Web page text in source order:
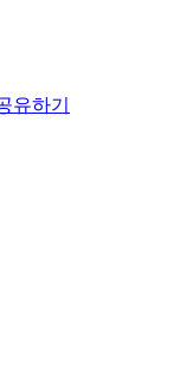
유하기